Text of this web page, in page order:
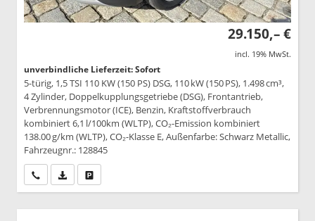
29.150,– €
incl. 19% MwSt.
unverbindliche Lieferzeit: Sofort
5-türig, 1,5 TSI 110 KW (150 PS) DSG, 110 kW (150 PS), 1.498 cm³,
4 Zylinder, Doppelkupplungsgetriebe (DSG), Frontantrieb,
Verbrennungsmotor (ICE), Benzin, Kraftstoffverbrauch
kombiniert 6,1 l/100km (WLTP), CO₂-Emission kombiniert
138.00 g/km (WLTP), CO₂-Klasse E, Außenfarbe: Schwarz Metallic,
Fahrzeugnr.: 128845
Wir rufen Sie anPDF-Datei, Fahrzeugexposé drucken